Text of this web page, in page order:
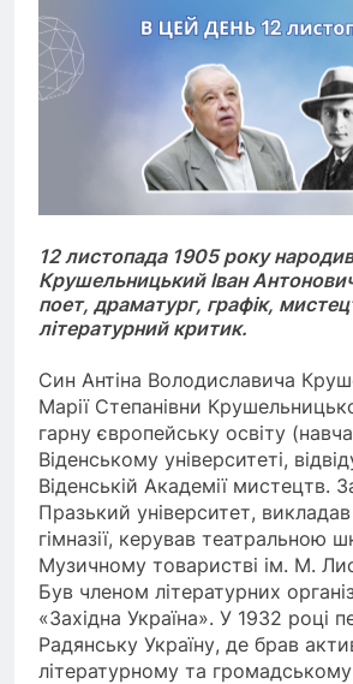
12 листопада 1905 року
Крушельницький Іван
поет, драматург, графік,
літературний критик.
Син Антіна Володиславича
Марії Степанівни
гарну європейську освіту
Віденському університеті,
Віденській Академії мистецтв.
Празький університет,
гімназії, керував театральною
Музичному товаристві ім. М.
Був членом літературних
«Західна Україна». У 1932 році
Радянську Україну, де брав
літературному та